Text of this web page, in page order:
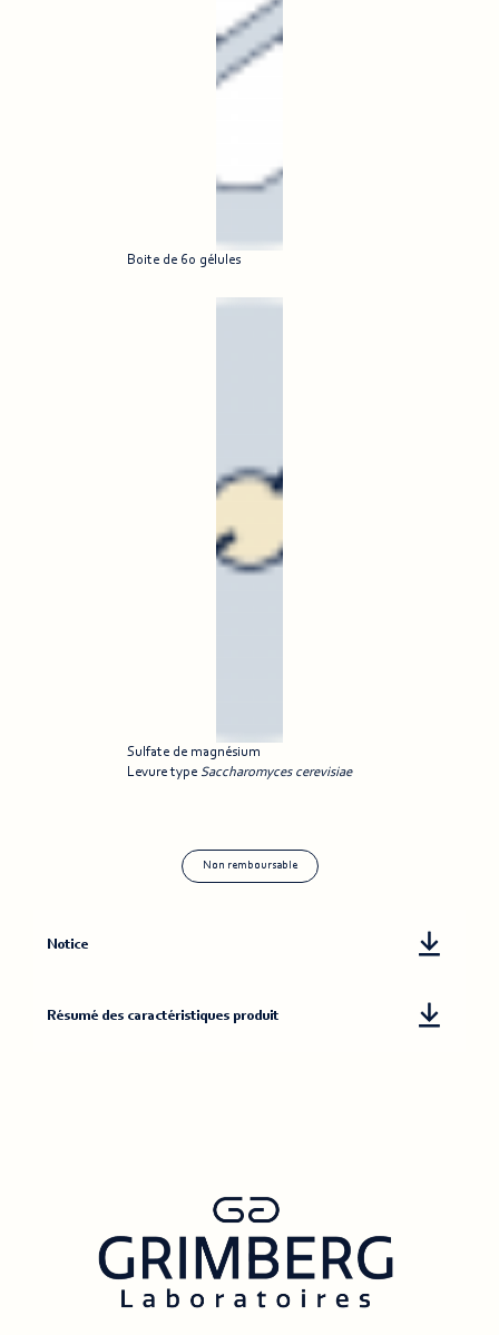
Boite de 60 gélules
Sulfate de magnésium
Levure type Saccharomyces cerevisiae
Non remboursable
Notice Notice
Résumé des caractéristiques produit
Résumé
des